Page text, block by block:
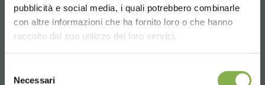
pubblicità e social media, i quali potrebbero combinarle
con altre informazioni che ha fornito loro o che hanno
raccolto dal suo utilizzo dei loro servizi.
delNecessari
Choose the country you are in and your
language for a better browsing experience